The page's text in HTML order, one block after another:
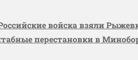
войска взяли
перестановки в